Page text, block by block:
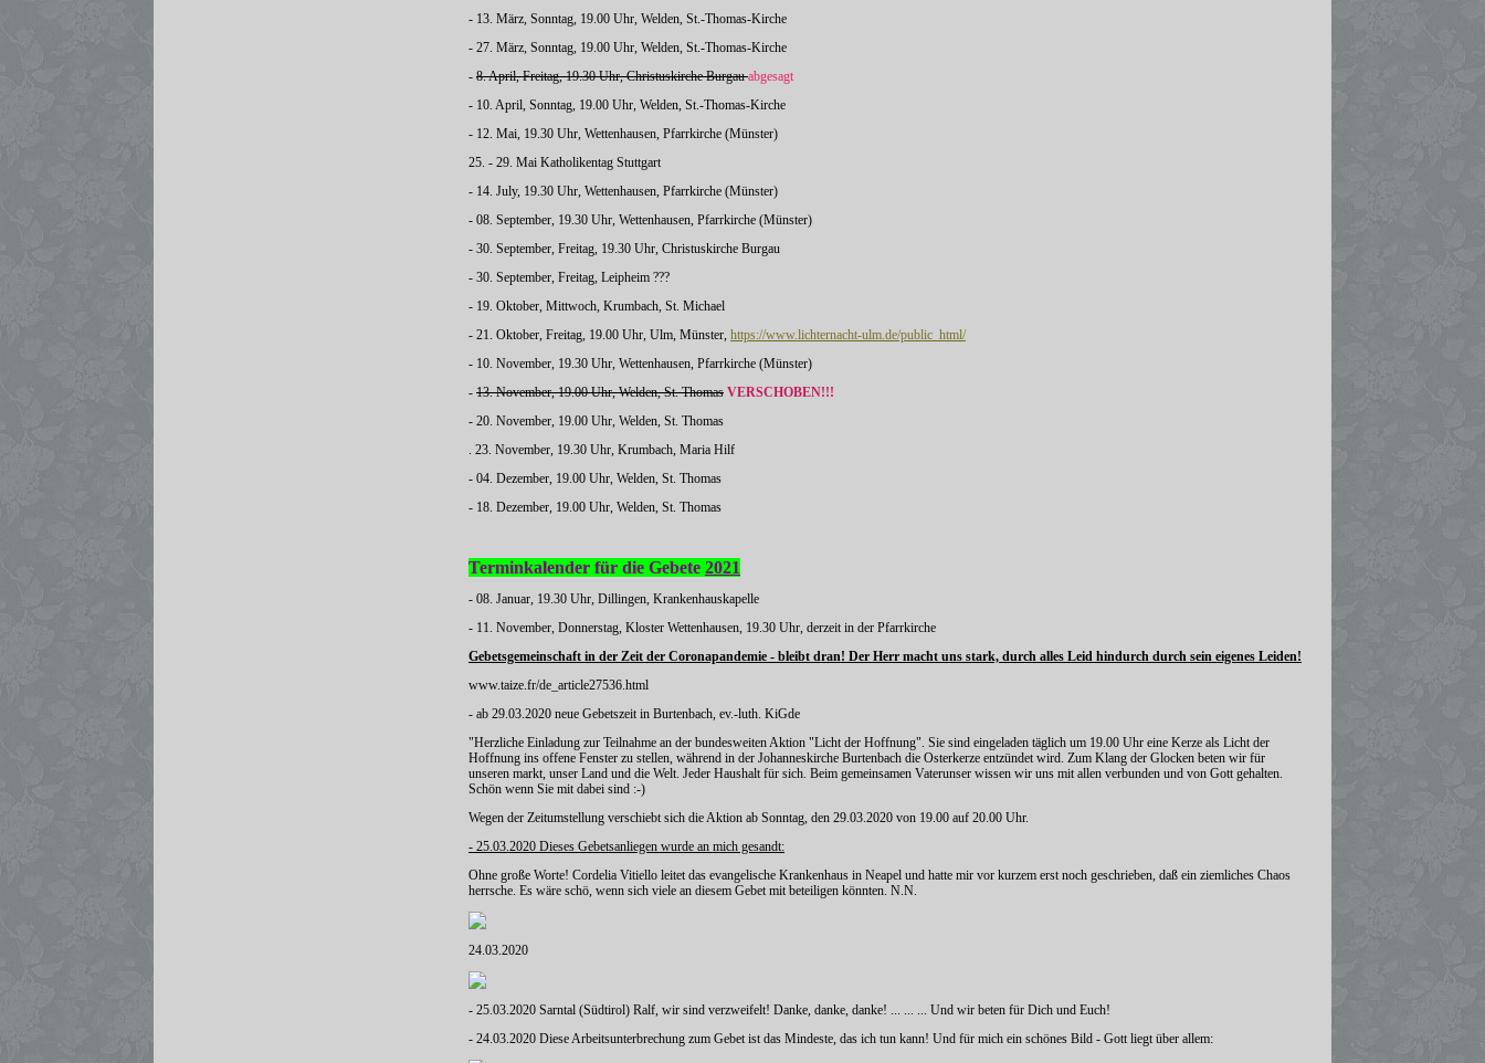
- 13. März, Sonntag, 19.00 Uhr, Welden, St.-Thomas-Kirche
- 27. März, Sonntag, 19.00 Uhr, Welden, St.-Thomas-Kirche
- 8. April, Freitag, 19.30 Uhr, Christuskirche Burgauabgesagt
- 10. April, Sonntag, 19.00 Uhr, Welden, St.-Thomas-Kirche
- 12. Mai, 19.30 Uhr, Wettenhausen, Pfarrkirche (Münster)
25. - 29. Mai Katholikentag Stuttgart
- 14. July, 19.30 Uhr, Wettenhausen, Pfarrkirche (Münster)
- 08. September, 19.30 Uhr, Wettenhausen, Pfarrkirche (Münster)
- 30. September, Freitag, 19.30 Uhr, Christuskirche Burgau
- 30. September, Freitag, Leipheim ???
- 19. Oktober, Mittwoch, Krumbach, St. Michael
- 21. Oktober, Freitag, 19.00 Uhr, Ulm, Münster, https://www.lichternacht-ulm.de/public_html/
- 10. November, 19.30 Uhr, Wettenhausen, Pfarrkirche (Münster)
- 13. November, 19.00 Uhr, Welden, St. Thomas VERSCHOBEN!!!
- 20. November, 19.00 Uhr, Welden, St. Thomas
. 23. November, 19.30 Uhr, Krumbach, Maria Hilf
- 04. Dezember, 19.00 Uhr, Welden, St. Thomas
- 18. Dezember, 19.00 Uhr, Welden, St. Thomas
Terminkalender für die Gebete 2021
- 08. Januar, 19.30 Uhr, Dillingen, Krankenhauskapelle
- 11. November, Donnerstag, Kloster Wettenhausen, 19.30 Uhr, derzeit in der Pfarrkirche
Gebetsgemeinschaft in der Zeit der Coronapandemie - bleibt dran! Der Herr macht uns stark, durch alles Leid hindurch durch sein eigenes Leiden!
www.taize.fr/de_article27536.html
- ab 29.03.2020 neue Gebetszeit in Burtenbach, ev.-luth. KiGde
"Herzliche Einladung zur Teilnahme an der bundesweiten Aktion "Licht der Hoffnung". Sie sind eingeladen täglich um 19.00 Uhr eine Kerze als Licht der
Hoffnung ins offene Fenster zu stellen, während in der Johanneskirche Burtenbach die Osterkerze entzündet wird. Zum Klang der Glocken beten wir für
unseren markt, unser Land und die Welt. Jeder Haushalt für sich. Beim gemeinsamen Vaterunser wissen wir uns mit allen verbunden und von Gott gehalten.
Schön wenn Sie mit dabei sind :-)
Wegen der Zeitumstellung verschiebt sich die Aktion ab Sonntag, den 29.03.2020 von 19.00 auf 20.00 Uhr.
- 25.03.2020 Dieses Gebetsanliegen wurde an mich gesandt:
Ohne große Worte! Cordelia Vitiello leitet das evangelische Krankenhaus in Neapel und hatte mir vor kurzem erst noch geschrieben, daß ein ziemliches Chaos
herrsche. Es wäre schö, wenn sich viele an diesem Gebet mit beteiligen könnten. N.N.
24.03.2020
- 25.03.2020 Sarntal (Südtirol) Ralf, wir sind verzweifelt! Danke, danke, danke! ... ... ... Und wir beten für Dich und Euch!
- 24.03.2020 Diese Arbeitsunterbrechung zum Gebet ist das Mindeste, das ich tun kann! Und für mich ein schönes Bild - Gott liegt über allem: